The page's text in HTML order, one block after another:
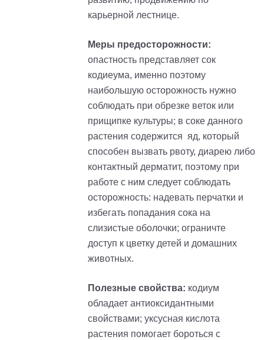
карьерной лестнице.
Меры предосторожности:
опастность представляет сок
кодиеума, именно поэтому
наибольшую осторожность нужно
соблюдать при обрезке веток или
прищипке культуры; в соке данного
растения содержится яд, который
способен вызвать рвоту, диарею либо
контактный дерматит, поэтому при
работе с ним следует соблюдать
осторожность: надевать перчатки и
избегать попадания сока на
слизистые оболочки; ограничте
доступ к цветку детей и домашних
животных.
Полезные свойства: кодиум
обладает антиоксидантными
свойствами; уксусная кислота
растения помогает бороться с